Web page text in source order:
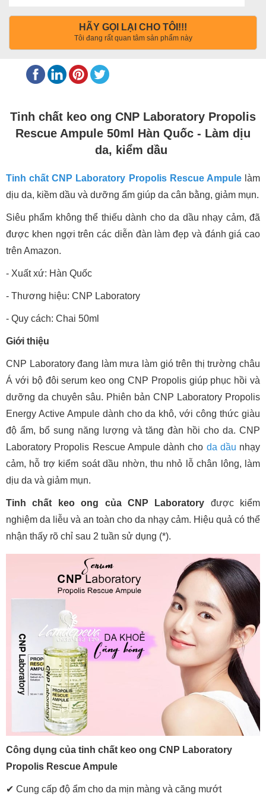
HÃY GỌI LẠI CHO TÔI!!!
Tôi đang rất quan tâm sản phẩm này
Tinh chất keo ong CNP Laboratory Propolis
Rescue Ampule 50ml Hàn Quốc - Làm dịu
da, kiểm dầu
Tinh chất CNP Laboratory Propolis Rescue Ampulelàm
dịu da, kiềm dầu và dưỡng ẩm giúp da cân bằng, giảm mụn.
Siêu phẩm không thể thiếu dành cho da dầu nhạy cảm, đã
được khen ngợi trên các diễn đàn làm đẹp và đánh giá cao
trên Amazon.
- Xuất xứ: Hàn Quốc
- Thương hiệu: CNP Laboratory
- Quy cách: Chai 50ml
Giới thiệu
CNP Laboratory đang làm mưa làm gió trên thị trường châu
Á với bộ đôi serum keo ong CNP Propolis giúp phục hồi và
dưỡng da chuyên sâu. Phiên bản CNP Laboratory Propolis
Energy Active Ampule dành cho da khô, với công thức giàu
độ ẩm, bổ sung năng lượng và tăng đàn hồi cho da. CNP
Laboratory Propolis Rescue Ampule dành cho da dầu nhạy
cảm, hỗ trợ kiểm soát dầu nhờn, thu nhỏ lỗ chân lông, làm
dịu da và giảm mụn.
Tinh chất keo ong của CNP Laboratory được kiểm
nghiệm da liễu và an toàn cho da nhạy cảm. Hiệu quả có thể
nhận thấy rõ chỉ sau 2 tuần sử dụng (*).
Công dụng của tinh chất keo ong CNP Laboratory
Propolis Rescue Ampule
✔ Cung cấp độ ẩm cho da mịn màng và căng mướt